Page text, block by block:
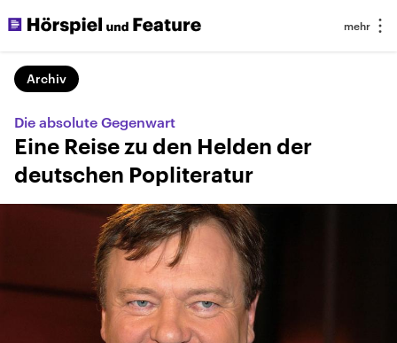
Archiv
Die absolute Gegenwart
Eine Reise zu den Helden der
deutschen Popliteratur